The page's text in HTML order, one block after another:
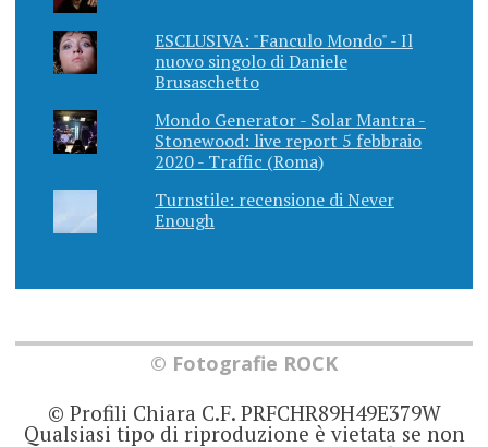
ESCLUSIVA: "Fanculo Mondo" - Il
nuovo singolo di Daniele
Brusaschetto
Mondo Generator - Solar Mantra -
Stonewood: live report 5 febbraio
2020 - Traffic (Roma)
Turnstile: recensione di Never
Enough
© Fotografie ROCK
© Profili Chiara C.F. PRFCHR89H49E379W
Qualsiasi tipo di riproduzione è vietata se non